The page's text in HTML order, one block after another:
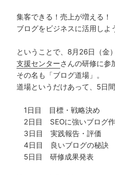
集客できる！売上が増える！
ブログをビジネスに活用しよ
ということで、8月26日（
支援センターさんの研修に参
その名も「ブログ道場」。
道場というだけあって、5日
1日目 目標・戦略決め
2日目 SEOに強いブログ
3日目 実践報告・評価
4日目 良いブログの秘訣
5日目 研修成果発表